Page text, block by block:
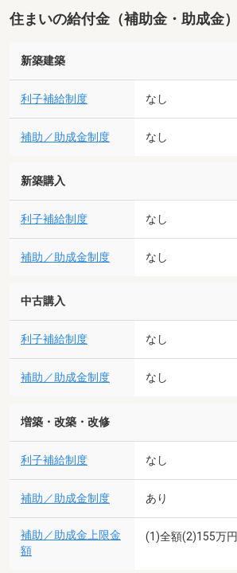
住まいの給付金（補助金・助成金）
新築建築
利子補給制度 なし
補助／助成金制度 なし
新築購入
利子補給制度 なし
補助／助成金制度 なし
中古購入
利子補給制度 なし
補助／助成金制度 なし
増築・改築・改修
利子補給制度 なし
補助／助成金制度 あり
補助／助成金上限金
額
(1)全額(2)155万円